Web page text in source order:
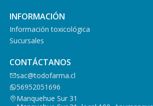
INFORMACIÓN
Información toxicológica
Sucursales
CONTÁCTANOS
sac@todofarma.cl
56952051696
Manquehue Sur 31